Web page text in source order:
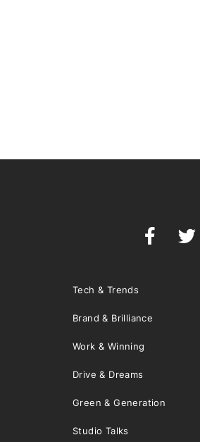
Tech & Trends
Brand & Brilliance
Work & Winning
Drive & Dreams
Green & Generation
Studio Talks